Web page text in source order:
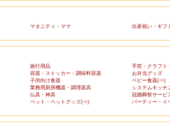
マタニティ・ママ
出産祝い・ギフ
旅行用品
手芸・クラフト
容器・ストッカー・調味料容器
お弁当グッズ
子供向け食器
ベビー食器(⇒)
業務用厨房機器・調理器具
システムキッチ
仏具・神具
冠婚葬祭サービ
ペット・ペットグッズ(⇒)
パーティー・